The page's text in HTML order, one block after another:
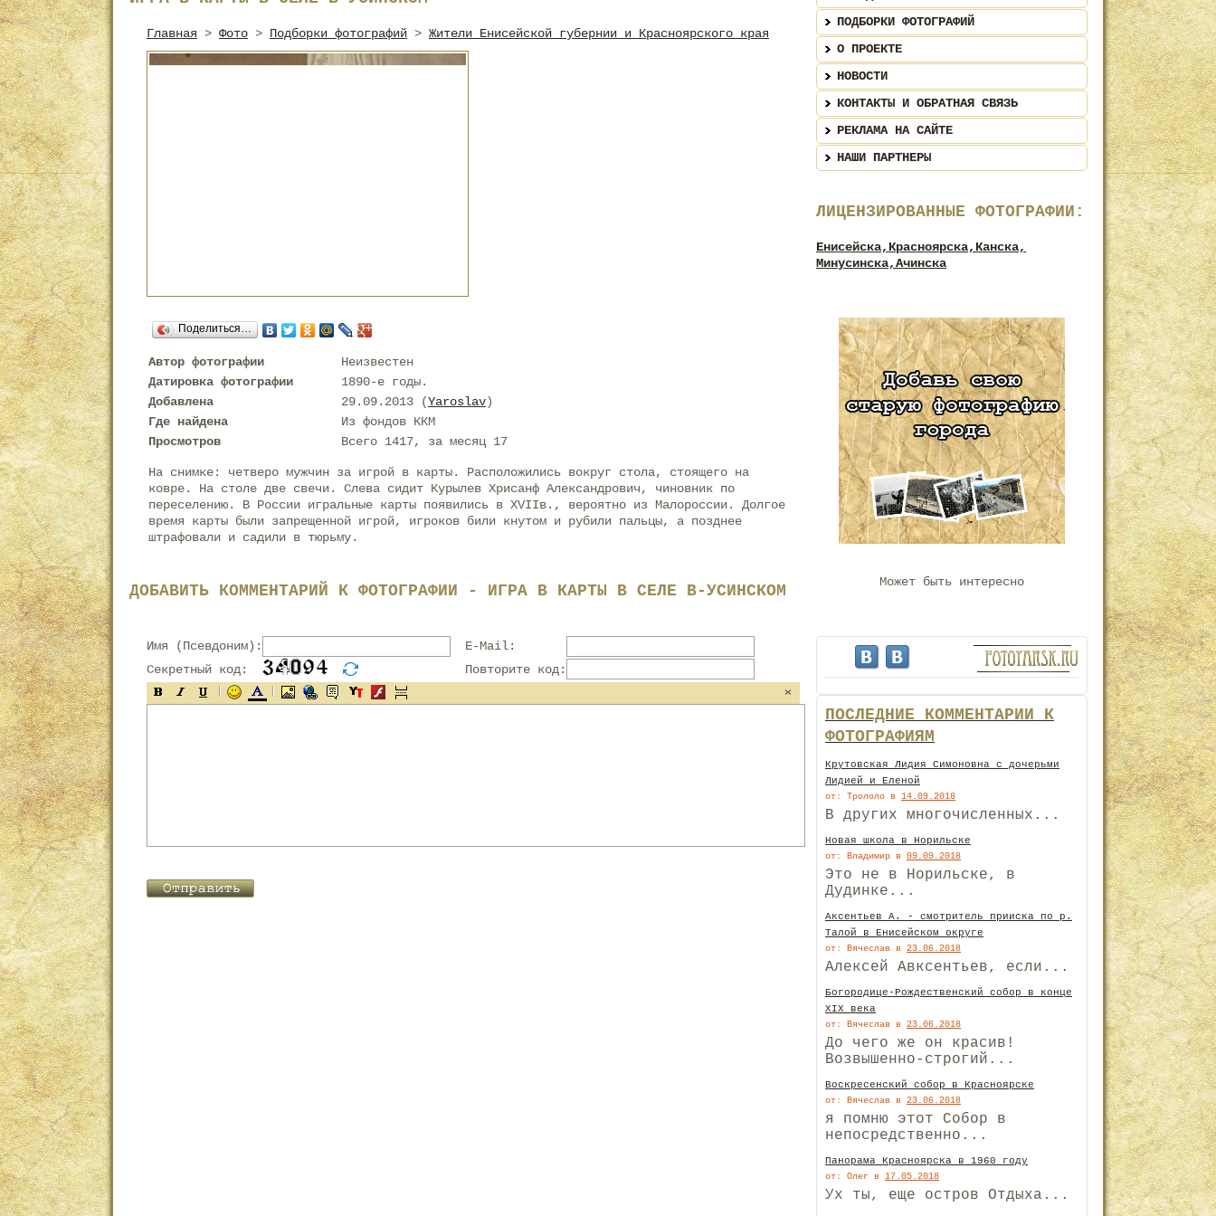
Главная > Фото > Подборки фотографий > Жители Енисейской губернии и Красноярского края
Поделиться…
Автор фотографии
Неизвестен
Датировка фотографии
1890-е годы.
Добавлена
29.09.2013 (Yaroslav)
Где найдена
Из фондов ККМ
Просмотров
Всего 1417, за месяц 17
На снимке: четверо мужчин за игрой в карты. Расположились вокруг стола, стоящего на
ковре. На столе две свечи. Слева сидит Курылев Хрисанф Александрович, чиновник по
переселению. В России игральные карты появились в ХVIIв., вероятно из Малороссии. Долгое
время карты были запрещенной игрой, игроков били кнутом и рубили пальцы, а позднее
штрафовали и садили в тюрьму.
ДОБАВИТЬ КОММЕНТАРИЙ К ФОТОГРАФИИ - ИГРА В КАРТЫ В СЕЛЕ В-УСИНСКОМ
Имя (Псевдоним):
E-Mail:
Секретный код:
Повторите код:
ПОДБОРКИ ФОТОГРАФИЙ
О ПРОЕКТЕ
НОВОСТИ
КОНТАКТЫ И ОБРАТНАЯ СВЯЗЬ
РЕКЛАМА НА САЙТЕ
НАШИ ПАРТНЕРЫ
ЛИЦЕНЗИРОВАННЫЕ ФОТОГРАФИИ:
Енисейска, Красноярска, Канска,
Минусинска,Ачинска
Может быть интересно
ПОСЛЕДНИЕ КОММЕНТАРИИ К
ФОТОГРАФИЯМ
Крутовская Лидия Симоновна с дочерьми
Лидией и Еленой
от: Трололо в 14.09.2018
В других многочисленных...
Новая школа в Норильске
от: Владимир в 09.09.2018
Это не в Норильске, в
Дудинке...
Аксентьев А. - смотритель прииска по р.
Талой в Енисейском округе
от: Вячеслав в 23.06.2018
Алексей Авксентьев, если...
Богородице-Рождественский собор в конце
XIX века
от: Вячеслав в 23.06.2018
До чего же он красив!
Возвышенно-строгий...
Воскресенский собор в Красноярске
от: Вячеслав в 23.06.2018
я помню этот Собор в
непосредственно...
Панорама Красноярска в 1960 году
от: Олег в 17.05.2018
Ух ты, еще остров Отдыха...